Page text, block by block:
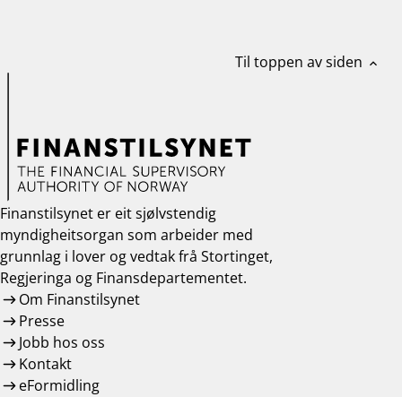
Informasjon for investorerTil toppen av siden expand_less
Finanstilsynet er eit sjølvstendig
myndigheitsorgan som arbeider med
grunnlag i lover og vedtak frå Stortinget,
Regjeringa og Finansdepartementet.
Om Finanstilsynet
Presse
Jobb hos oss
Kontakt
eFormidling